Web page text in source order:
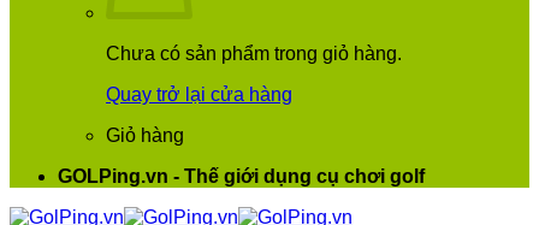
Chưa có sản phẩm trong giỏ hàng.
Quay trở lại cửa hàng
Giỏ hàng
GOLPing.vn - Thế giới dụng cụ chơi golf